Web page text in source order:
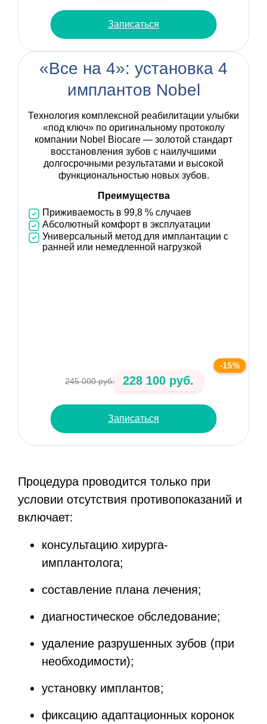
Записаться
«Все на 4»: установка 4
имплантов Nobel
Технология комплексной реабилитации улыбки
«под ключ» по оригинальному протоколу
компании Nobel Biocare — золотой стандарт
восстановления зубов с наилучшими
долгосрочными результатами и высокой
функциональностью новых зубов.
Преимущества
Приживаемость в 99,8 % случаев
Абсолютный комфорт в эксплуатации
Универсальный метод для имплантации с
ранней или немедленной нагрузкой
245 000 руб. 228 100 руб.
-15%
Записаться
Процедура проводится только при
условии отсутствия противопоказаний и
включает:
консультацию хирурга-
имплантолога;
составление плана лечения;
диагностическое обследование;
удаление разрушенных зубов (при
необходимости);
установку имплантов;
фиксацию адаптационных коронок